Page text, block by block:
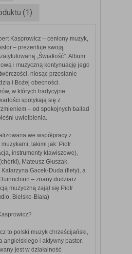
(1)
Kasprowicz – ceniony muzyk,
– prezentuje swoją
„Światłość”. Album
i muzyczną kontynuację jego
niosąc przesłanie
i Bożej obecności.
w których tradycyjne
spotykają się z
– od spokojnych ballad
uwielbienia.
we współpracy z
takimi jak: Piotr
instrumenty klawiszowe),
Mateusz Głuszak,
Gacek-Duda (flety), a
– znany dudziarz
muzyczną zajął się Piotr
Bielsko-Biała)
to polski muzyk chrześcijański,
angielskiego i aktywny pastor.
jest w działalność